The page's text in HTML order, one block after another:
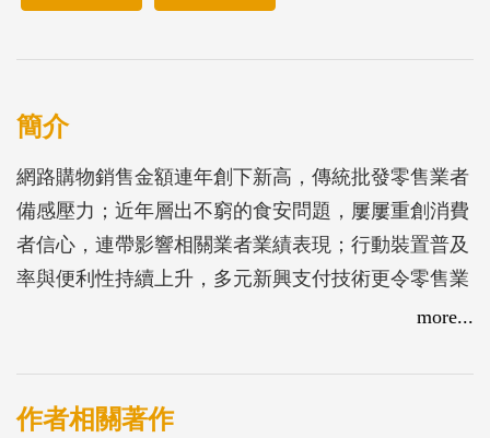
簡介
網路購物銷售金額連年創下新高，傳統批發零售業者
備感壓力；近年層出不窮的食安問題，屢屢重創消費
者信心，連帶影響相關業者業績表現；行動裝置普及
率與便利性持續上升，多元新興支付技術更令零售業
者面臨抉擇。技術議題、市場結構乃至於消費者觀點
訊投資的方向與動態。本報告為MIC持續針對台灣中
大型流通業者資訊科技投資與應用進行調查與研究，
more...
作者相關著作